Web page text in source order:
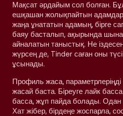
Мақсат әрдайым сол болған.
ешқашан жолықпайтын
жаңа ұнататын адамың, бірге
баяу басталып, ақырында
айналатын таныстық. Не
жүрсең де, Tinder саған оны
ұсынады.
Профиль жаса,
жасай баста. Біреуге лайк
басса, жұп пайда болады. Одан
Хат жібер, бірдеңе жоспарла,